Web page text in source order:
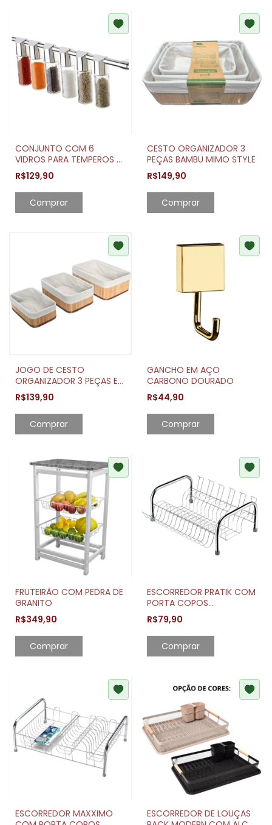
CONJUNTO COM 6
VIDROS PARA TEMPEROS E
CONDIMENTOS
R$129,90
CESTO ORGANIZADOR 3
PEÇAS BAMBU MIMO STYLE
R$149,90
Comprar
JOGO DE CESTO
ORGANIZADOR 3 PEÇAS EM
BAMBU NATURAL MIMO
STYLE
R$139,90
Comprar
GANCHO EM AÇO
CARBONO DOURADO
R$44,90
FRUTEIRÃO COM PEDRA DE
GRANITO
R$349,90
ESCORREDOR PRATIK COM
PORTA COPOS
CAPACIDADE 15 PRATOS
R$79,90
Comprar
ESCORREDOR MAXXIMO
ESCORREDOR DE LOUÇAS